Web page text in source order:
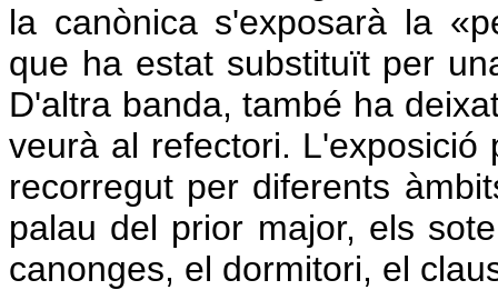
la canònica s'exposarà la
que ha estat substituït per
D'altra banda, també ha
veurà al refectori.
recorregut per diferents
palau del prior major, els
canonges, el dormitori, el